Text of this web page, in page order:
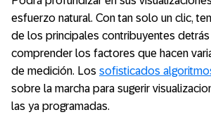
esfuerzo natural. Con tan solo un clic,
de los principales contribuyentes
comprender los factores que hacen
de medición. Los sofisticados
sobre la marcha para sugerir
las ya programadas.